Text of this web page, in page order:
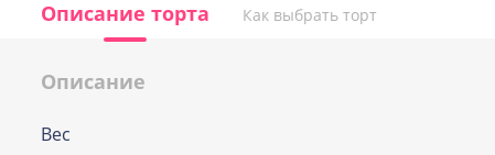
Описание торта Как выбрать торт
Описание
Вес